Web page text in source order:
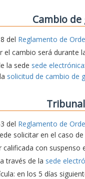
Cambio
del Reglamento de
el cambio será durante
la sede sede electrónica
solicitud de cambio de
del Reglamento de
solicitar en el caso
calificada con
través de la sede
en los 5 días